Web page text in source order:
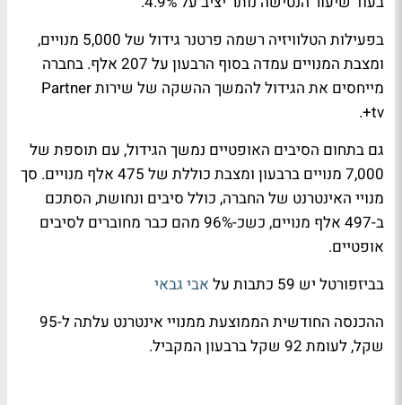
בפעילות הטלוויזיה רשמה פרטנר גידול של 5,000 מנויים,
ומצבת המנויים עמדה בסוף הרבעון על 207 אלף. בחברה
מייחסים את הגידול להמשך ההשקה של שירות Partner
tv+.
גם בתחום הסיבים האופטיים נמשך הגידול, עם תוספת של
7,000 מנויים ברבעון ומצבת כוללת של 475 אלף מנויים. סך
מנויי האינטרנט של החברה, כולל סיבים ונחושת, הסתכם
ב-497 אלף מנויים, כשכ-96% מהם כבר מחוברים לסיבים
אופטיים.
בביזפורטל יש 59 כתבות על
אבי גבאי
ההכנסה החודשית הממוצעת ממנויי אינטרנט עלתה ל-95
שקל, לעומת 92 שקל ברבעון המקביל.